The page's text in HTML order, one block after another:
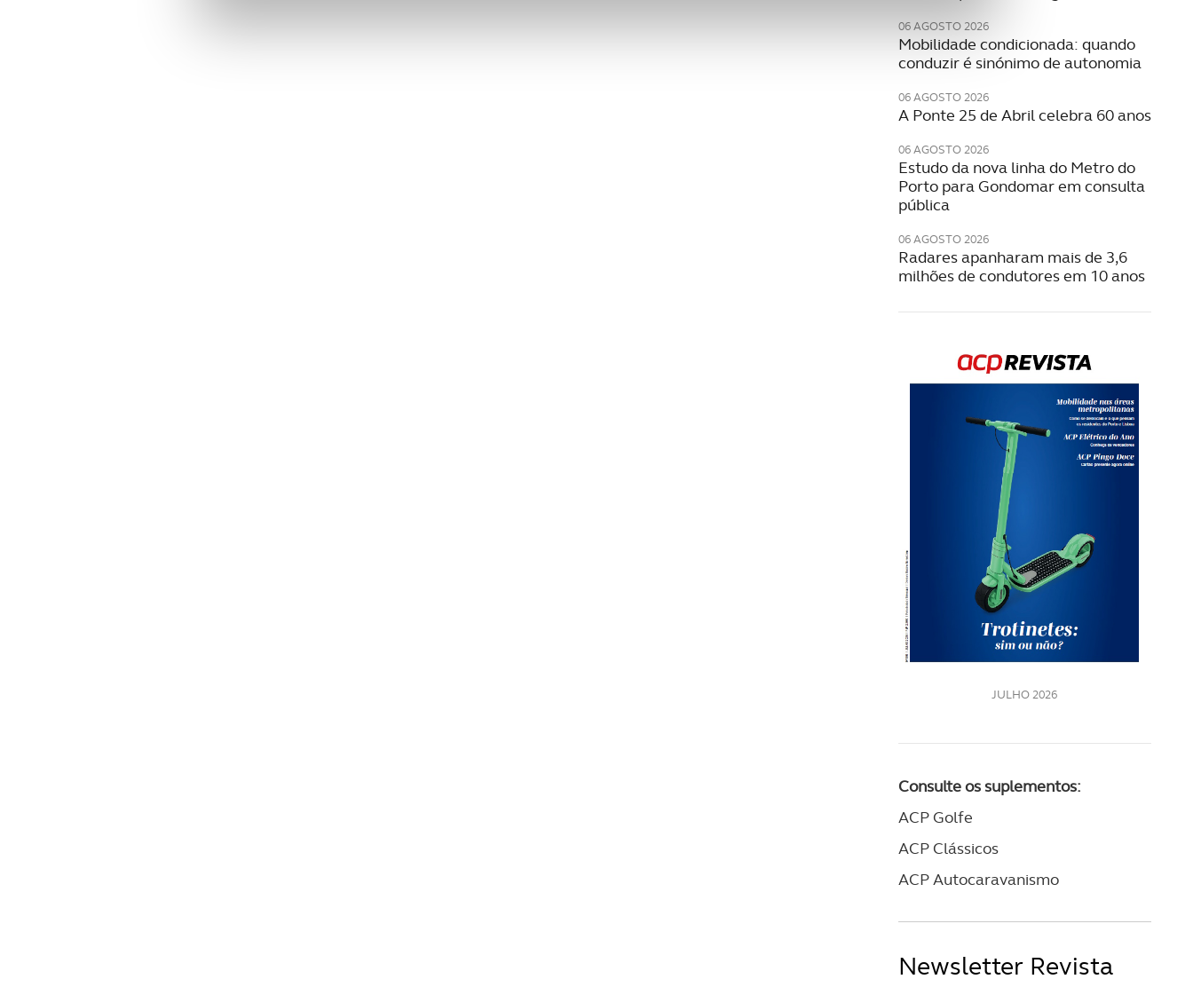
Adicionalmente partilhamos informação, relativa à sua utilização do nosso site de publicidade e de análise, com parceiros
Realçamos que o bloqueio de certo tipo de Cookies e tecnologias similares pode ter impacto na sua experiência de
06 AGOSTO 2026
Mobilidade condicionada: quando
conduzir é sinónimo de autonomia
06 AGOSTO 2026
A Ponte 25 de Abril celebra 60 anos
06 AGOSTO 2026
Estudo da nova linha do Metro do
Porto para Gondomar em consulta
pública
06 AGOSTO 2026
Radares apanharam mais de 3,6
milhões de condutores em 10 anos
JULHO 2026
Consulte os suplementos:
ACP Golfe
ACP Clássicos
ACP Autocaravanismo
Newsletter Revista